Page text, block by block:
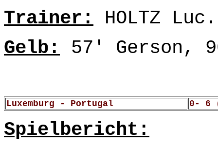
Trainer: HOLTZ Luc.
Gelb: 57' Gerson,
Luxemburg - Portugal 0- 6
Spielbericht: